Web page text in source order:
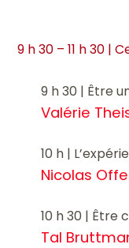
9 h 30 – 11 h 30 |
9 h 30 | Être
Valérie
10 h |
Nicolas
10 h 30 | Être
Tal